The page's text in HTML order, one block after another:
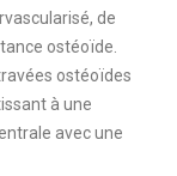
de
ostéoïde.
ostéoïdes
à une
avec une